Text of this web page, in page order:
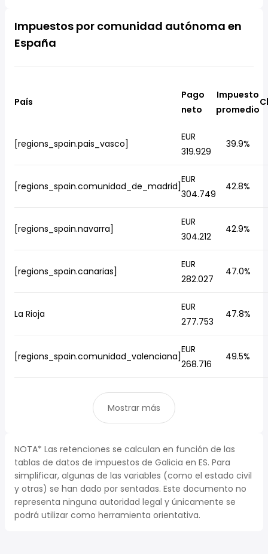
Impuestos por comunidad autónoma en
España
País
Pago
neto
Impuesto
promedio
[regions_spain.pais_vasco]
EUR
319.929
39.9%
[regions_spain.comunidad_de_madrid]
EUR
304.749
42.8%
[regions_spain.navarra]
EUR
304.212
42.9%
[regions_spain.canarias]
EUR
282.027
47.0%
La Rioja
EUR
277.753
47.8%
[regions_spain.comunidad_valenciana]
EUR
268.716
49.5%
Mostrar más
NOTA* Las retenciones se calculan en función de las
tablas de datos de impuestos de Galicia en ES. Para
simplificar, algunas de las variables (como el estado civil
y otras) se han dado por sentadas. Este documento no
representa ninguna autoridad legal y únicamente se
podrá utilizar como herramienta orientativa.